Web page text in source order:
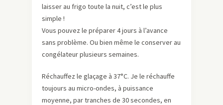
laisser au frigo toute la nuit, c’est le plus
simple !
Vous pouvez le préparer 4 jours à l’avance
sans problème. Ou bien même le conserver au
congélateur plusieurs semaines.
Réchauffez le glaçage à 37°C. Je le réchauffe
toujours au micro-ondes, à puissance
moyenne, par tranches de 30 secondes, en